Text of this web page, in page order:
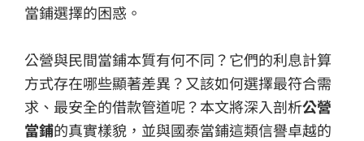
當鋪選擇的困惑。
公營與民間當鋪本質有何不同？它們的利息計算
方式存在哪些顯著差異？又該如何選擇最符合需
求、最安全的借款管道呢？本文將深入剖析公營
當鋪的真實樣貌，並與國泰當鋪這類信譽卓越的